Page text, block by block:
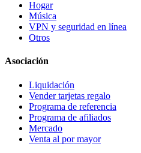
Hogar
Música
VPN y seguridad en línea
Otros
Asociación
Liquidación
Vender tarjetas regalo
Programa de referencia
Programa de afiliados
Mercado
Venta al por mayor